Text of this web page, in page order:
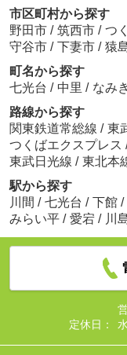
市区町村から探す
野田市 / 筑西市 / つ
守谷市 / 下妻市 / 猿
町名から探す
七光台 / 中里 / なみき
路線から探す
関東鉄道常総線 / 東
つくばエクスプレス
東武日光線 / 東北本
駅から探す
川間 / 七光台 / 下館 /
みらい平 / 愛宕 / 川
定休日：